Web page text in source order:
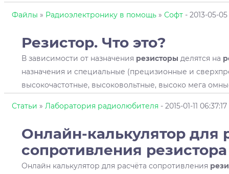
Файлы » Радиоэлектронику в помощь » Софт - 2013-05-05
Резистор. Что это?
В зависимости от назначения резисторы делятся на
назначения и специальные (прецизионные и
высокочастотные, высоковольтные, высоко мега
Статьи » Лаборатория радиолюбителя - 2015-01-11 06:37:17
Онлайн-калькулятор для
сопротивления резистора
Онлайн калькулятор для расчёта сопротивления